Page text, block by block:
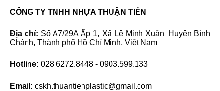
CÔNG TY TNHH NHỰA THUẬN TIẾN
Địa chỉ: Số A7/29A Ấp 1, Xã Lê Minh Xuân, Huyện Bình
Chánh, Thành phố Hồ Chí Minh, Việt Nam
Hotline: 028.6272.8448 - 0903.599.133
Email: cskh.thuantienplastic@gmail.com